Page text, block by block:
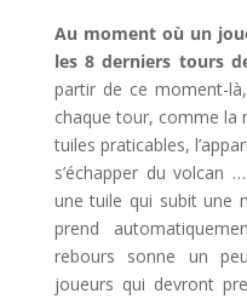
Au moment où un
les 8 derniers tours
partir de ce moment-
chaque tour, comme la
tuiles praticables,
s’échapper du volcan
une tuile qui subit une
prend
rebours sonne un
joueurs qui devront